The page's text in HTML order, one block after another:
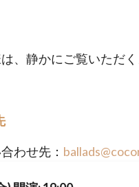
、静かにご覧いただ
わせ先：